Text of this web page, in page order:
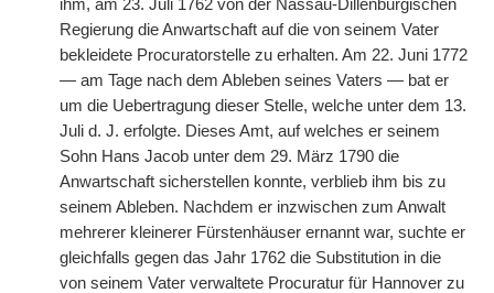
ihm, am 23. Juli 1762 von der Nassau-Dillenburgischen
Regierung die Anwartschaft auf die von seinem Vater
bekleidete Procuratorstelle zu erhalten. Am 22. Juni 1772
— am Tage nach dem Ableben seines Vaters — bat er
um die Uebertragung dieser Stelle, welche unter dem 13.
Juli d. J. erfolgte. Dieses Amt, auf welches er seinem
Sohn Hans Jacob unter dem 29. März 1790 die
Anwartschaft sicherstellen konnte, verblieb ihm bis zu
seinem Ableben. Nachdem er inzwischen zum Anwalt
mehrerer kleinerer Fürstenhäuser ernannt war, suchte er
gleichfalls gegen das Jahr 1762 die Substitution in die
von seinem Vater verwaltete Procuratur für Hannover zu